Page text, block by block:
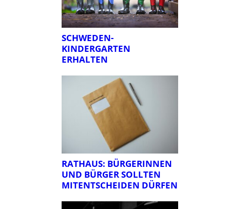
SCHWEDEN-
KINDERGARTEN
ERHALTEN
RATHAUS: BÜRGERINNEN
UND BÜRGER SOLLTEN
MITENTSCHEIDEN DÜRFEN